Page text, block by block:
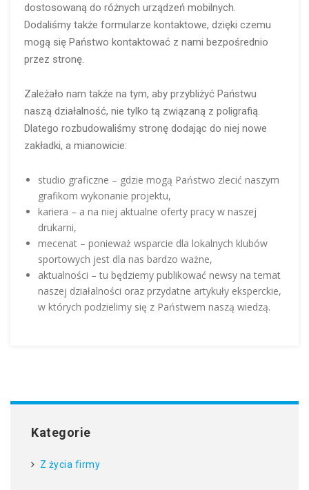
dostosowaną do różnych urządzeń mobilnych.
Dodaliśmy także formularze kontaktowe, dzięki czemu
mogą się Państwo kontaktować z nami bezpośrednio
przez stronę.
Zależało nam także na tym, aby przybliżyć Państwu
naszą działalność, nie tylko tą związaną z poligrafią.
Dlatego rozbudowaliśmy stronę dodając do niej nowe
zakładki, a mianowicie:
studio graficzne – gdzie mogą Państwo zlecić naszym
grafikom wykonanie projektu,
kariera – a na niej aktualne oferty pracy w naszej
drukarni,
mecenat – ponieważ wsparcie dla lokalnych klubów
sportowych jest dla nas bardzo ważne,
aktualności – tu będziemy publikować newsy na temat
naszej działalności oraz przydatne artykuły eksperckie,
w których podzielimy się z Państwem naszą wiedzą.
Kategorie
Z życia firmy